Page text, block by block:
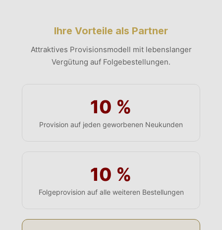
Ihre Vorteile als Partner
Attraktives Provisionsmodell mit lebenslanger
Vergütung auf Folgebestellungen.
10 %
Provision auf jeden geworbenen Neukunden
10 %
Folgeprovision auf alle weiteren Bestellungen